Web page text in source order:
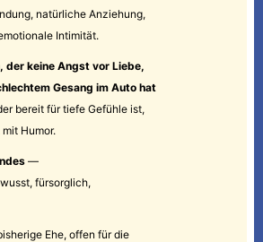
natürliche Anziehung,
Intimität.
der keine Angst vor Liebe,
Gesang im Auto hat
bereit für tiefe Gefühle ist,
Humor.
—
fürsorglich,
Ehe, offen für die